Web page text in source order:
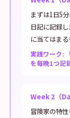
まずは1日5
日記に記録
に当てはま
実践ワーク:
を毎晩1つ記
Week 2（
冒険家の特